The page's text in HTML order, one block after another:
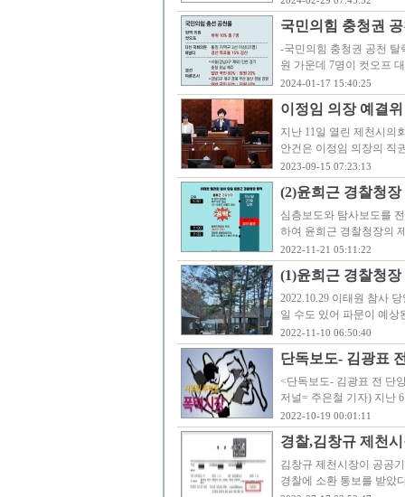
국민의힘 충청권
-국민의힘 충청권 공천 탈
원 가운데 7명이 컷오프
2024-01-17 15:40:25
이정임 의장 예결
지난 11일 열린 제천시의
안건은 이정임 의장의 직
2023-09-15 07:23:13
(2)윤희근 경찰청
심층보도와 탐사보도를
하여 윤희근 경찰청장의
2022-11-21 05:11:22
(1)윤희근 경찰청
2022.10.29 이태원 참사
일 수도 있어 파문이 예상
2022-11-10 06:50:40
단독보도- 김광표
<단독보도- 김광표 전 단
저널= 주은철 기자) 지난
2022-10-19 00:01:11
경찰,김창규 제천
김창규 제천시장이 공공
경찰에 소환 통보를 받았